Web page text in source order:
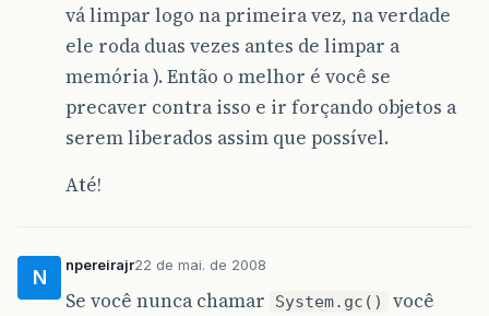
vá limpar logo na primeira vez, na verdade
ele roda duas vezes antes de limpar a
memória ). Então o melhor é você se
precaver contra isso e ir forçando objetos a
serem liberados assim que possível.
Até!
N
npereirajr22 de mai. de 2008
Se você nunca chamar System.gc()
você